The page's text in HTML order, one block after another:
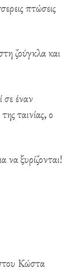
πτώσεις
ζούγκλα και
σε έναν
ταινίας, ο
να ξυρίζονται!
Κώστα